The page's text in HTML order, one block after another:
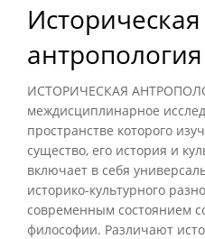
Историческая
антропология
ИСТОРИЧЕСКАЯ
междисциплинарное
пространстве которого
существо, его история и
включает в себя
историко-культурного
современным состоянием
философии. Различают